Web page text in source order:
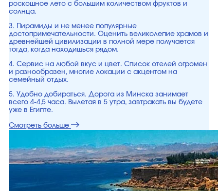
роскошное лето с большим количеством фруктов и
солнца.
3. Пирамиды и не менее популярные
достопримечательности. Оценить великолепие храмов и
древнейшей цивилизации в полной мере получается
тогда, когда находишься рядом.
4. Сервис на любой вкус и цвет. Список отелей огромен
и разнообразен, многие локации с акцентом на
семейный отдых.
5. Удобно добираться. Дорога из Минска занимает
всего 4-4,5 часа. Вылетая в 5 утра, завтракать вы будете
уже в Египте.
Смотреть больше